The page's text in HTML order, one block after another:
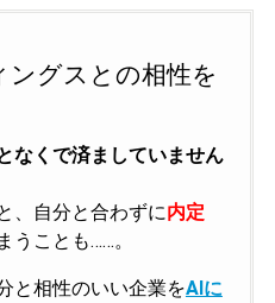
グスとの相性を
なくで済ましていません
、自分と合わずに内定
うことも……。
と相性のいい企業をAIに